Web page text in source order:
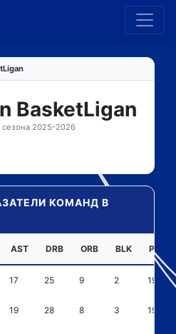
BasketLigan
сезона 2025-2026
КОМАНД В
AST DRB ORB BLK PF
17 25 9 2 19
19 28 8 3 19